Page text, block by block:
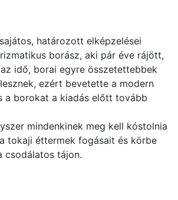
határozott elképzelései
borász, aki pár éve rájött,
idő, borai egyre összetettebbek
ezért bevetette a modern
a borokat a kiadás előtt tovább
mindenkinek meg kell kóstolnia
tokaji éttermek fogásait és körbe
csodálatos tájon.